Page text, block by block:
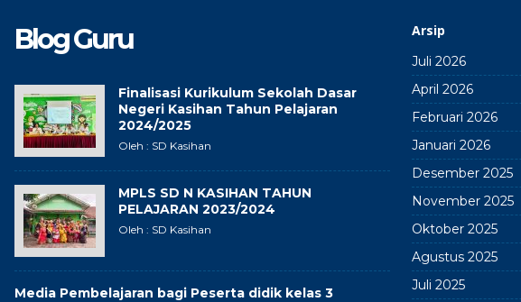
Blog Guru
Finalisasi Kurikulum Sekolah Dasar
Negeri Kasihan Tahun Pelajaran
2024/2025
Oleh : SD Kasihan
MPLS SD N KASIHAN TAHUN
PELAJARAN 2023/2024
Oleh : SD Kasihan
Media Pembelajaran bagi Peserta didik kelas 3
Arsip
Juli 2026
April 2026
Februari 2026
Januari 2026
Desember 2025
November 2025
Oktober 2025
Agustus 2025
Juli 2025